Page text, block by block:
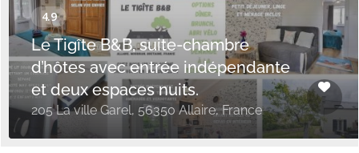
Le Tigîte B&B, suite-chambre
d’hôtes avec entrée indépendante
et deux espaces nuits.
205 La ville Garel, 56350 Allaire, France